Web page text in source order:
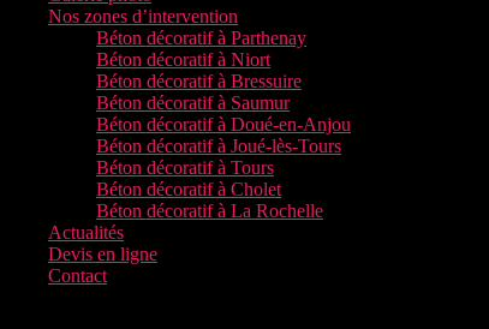
Nos zones d’intervention
Béton décoratif à Parthenay
Béton décoratif à Niort
Béton décoratif à Bressuire
Béton décoratif à Saumur
Béton décoratif à Doué-en-Anjou
Béton décoratif à Joué-lès-Tours
Béton décoratif à Tours
Béton décoratif à Cholet
Béton décoratif à La Rochelle
Actualités
Devis en ligne
Contact